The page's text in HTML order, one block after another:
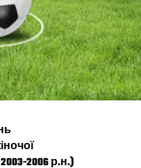
2006 р.н.)